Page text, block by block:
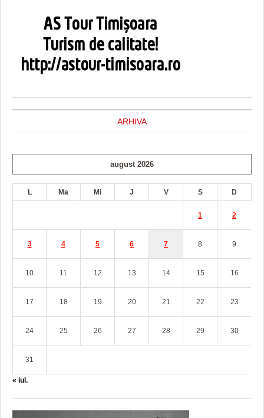
ARHIVA
august 2026
L Ma Mi J V S D
1 2
3 4 5 6 7 8 9
10 11 12 13 14 15 16
17 18 19 20 21 22 23
24 25 26 27 28 29 30
31
« iul.